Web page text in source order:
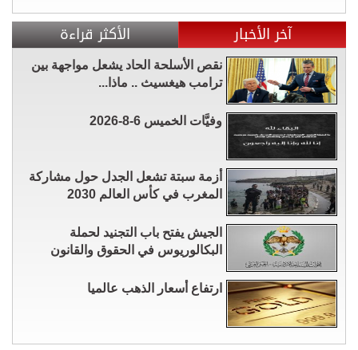
آخر الأخبار الأكثر قراءة
نقص الأسلحة الحاد يشعل مواجهة بين
ترامب هيغسيث .. ماذا...
وفيَّات الخميس 6-8-2026
أزمة سبتة تشعل الجدل حول مشاركة
المغرب في كأس العالم 2030
الجيش يفتح باب التجنيد لحملة
البكالوريوس في الحقوق والقانون
ارتفاع أسعار الذهب عالميا